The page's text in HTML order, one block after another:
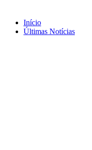
Início
Últimas Notícias